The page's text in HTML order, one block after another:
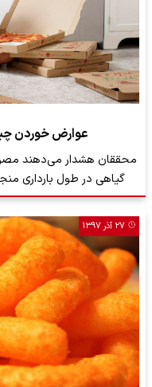
عوارض خوردن
محققان هشدار می‌دهند
گیاهی در طول بارداری
۲۷ آذر ۱۳۹۷